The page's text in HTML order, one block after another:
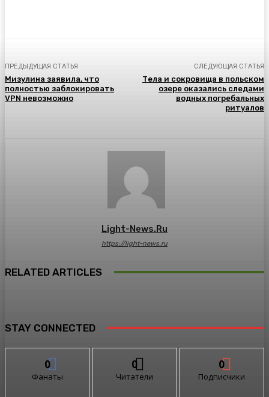
ПРЕДЫДУЩАЯ СТАТЬЯ
Мизулина заявила, что
полностью заблокировать
VPN невозможно
СЛЕДУЮЩАЯ СТАТЬЯ
Тела и сокровища в польском
озере оказались следами
водных погребальных
ритуалов
Light-News.ru
https://light-news.ru
RELATED ARTICLES
STAY CONNECTED
0
Фанаты
0
Читатели
0
Подписчики